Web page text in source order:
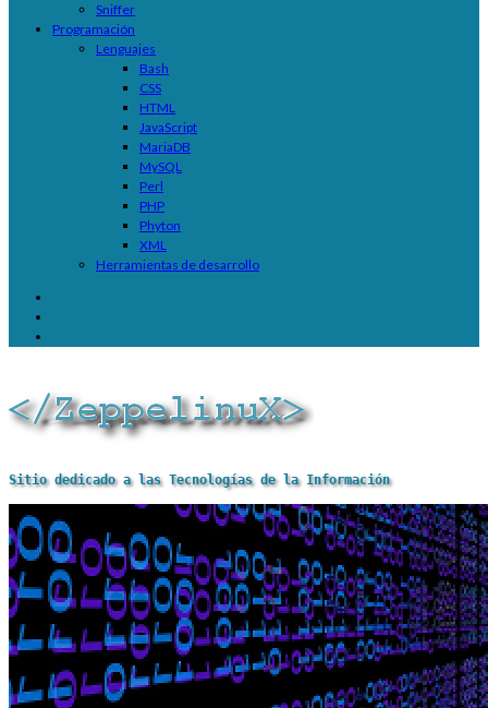
Sniffer
Programación
Lenguajes
Bash
CSS
HTML
JavaScript
MariaDB
MySQL
Perl
PHP
Phyton
XML
Herramientas de desarrollo
Sitio dedicado a las Tecnologías de la Información